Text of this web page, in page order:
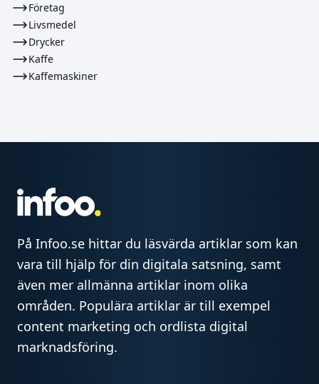
Företag
Livsmedel
Drycker
Kaffe
Kaffemaskiner
På Infoo.se hittar du läsvärda artiklar som kan
vara till hjälp för din digitala satsning, samt
även mer allmänna artiklar inom olika
områden. Populära artiklar är till exempel
content marketing och ordlista digital
marknadsföring.